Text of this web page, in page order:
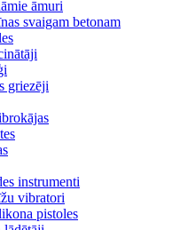
āmuri
svaigam betonam
griezēji
instrumenti
vibratori
pistoles